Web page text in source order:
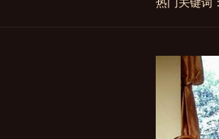
热门关键词：